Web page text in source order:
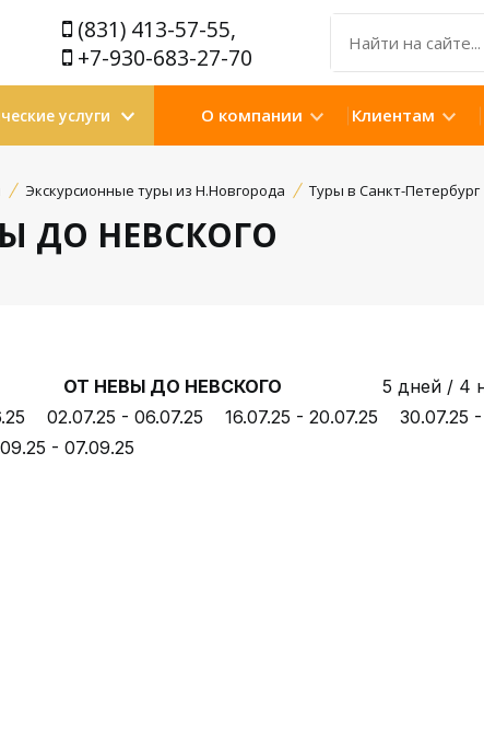
(831) 413-57-55,
+7-930-683-27-70
услуги О компании Клиентам
Экскурсионные туры из Н.Новгорода Туры в Санкт-Петербург
ДО НЕВСКОГО
ДО НЕВСКОГО 5 дней / 4
02.07.25 - 06.07.25 16.07.25 - 20.07.25 30.07.25
- 07.09.25